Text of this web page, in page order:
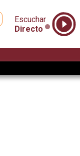
Escuchar
Directo